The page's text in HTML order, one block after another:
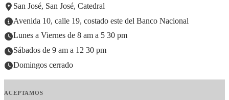
San José, San José, Catedral
Avenida 10, calle 19, costado este del Banco Nacional
Lunes a Viernes de 8 am a 5 30 pm
Sábados de 9 am a 12 30 pm
Domingos cerrado
ACEPTAMOS